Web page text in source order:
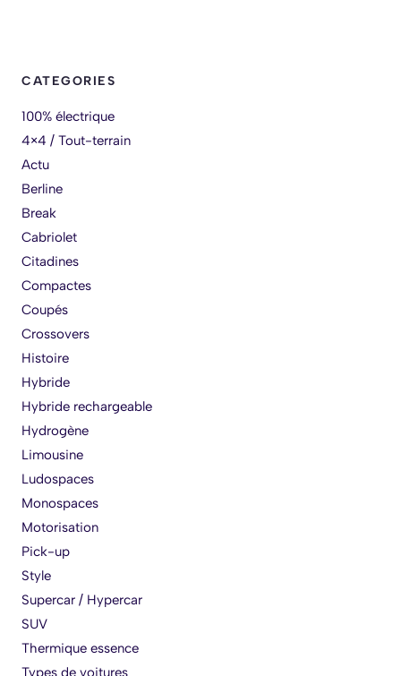
CATEGORIES
100% électrique
4×4 / Tout-terrain
Actu
Berline
Break
Cabriolet
Citadines
Compactes
Coupés
Crossovers
Histoire
Hybride
Hybride rechargeable
Hydrogène
Limousine
Ludospaces
Monospaces
Motorisation
Pick-up
Style
Supercar / Hypercar
SUV
Thermique essence
Types de voitures